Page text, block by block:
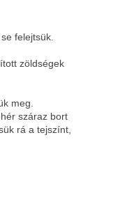
felejtsük.
zöldségek
meg.
száraz bort
rá a tejszínt,